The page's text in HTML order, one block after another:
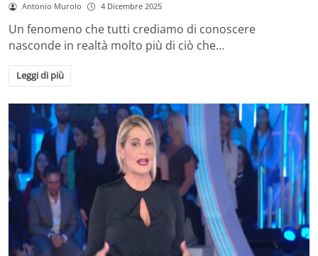
Antonio Murolo 4 Dicembre 2025
Un fenomeno che tutti crediamo di conoscere
nasconde in realtà molto più di ciò che…
Leggi di più